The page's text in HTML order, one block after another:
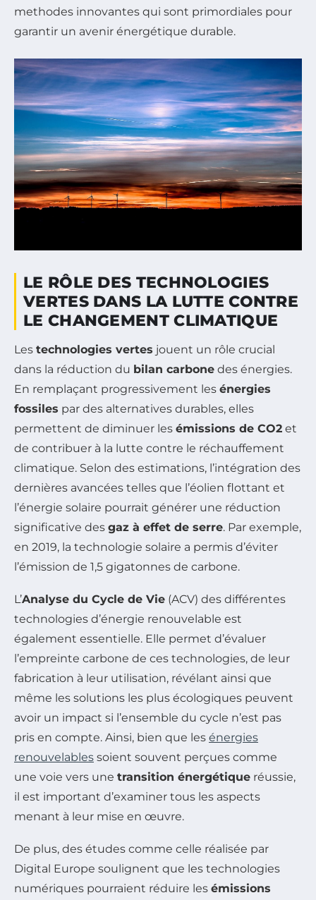
methodes innovantes qui sont primordiales pour
garantir un avenir énergétique durable.
LE RÔLE DES TECHNOLOGIES
VERTES DANS LA LUTTE CONTRE
LE CHANGEMENT CLIMATIQUE
Les technologies vertes jouent un rôle crucial
dans la réduction du bilan carbone des énergies.
En remplaçant progressivement les énergies
fossiles par des alternatives durables, elles
permettent de diminuer les émissions de CO2 et
de contribuer à la lutte contre le réchauffement
climatique. Selon des estimations, l’intégration des
dernières avancées telles que l’éolien flottant et
l’énergie solaire pourrait générer une réduction
significative des gaz à effet de serre. Par exemple,
en 2019, la technologie solaire a permis d’éviter
l’émission de 1,5 gigatonnes de carbone.
L’Analyse du Cycle de Vie (ACV) des différentes
technologies d’énergie renouvelable est
également essentielle. Elle permet d’évaluer
l’empreinte carbone de ces technologies, de leur
fabrication à leur utilisation, révélant ainsi que
même les solutions les plus écologiques peuvent
avoir un impact si l’ensemble du cycle n’est pas
pris en compte. Ainsi, bien que les énergies
renouvelables soient souvent perçues comme
une voie vers une transition énergétique réussie,
il est important d’examiner tous les aspects
menant à leur mise en œuvre.
De plus, des études comme celle réalisée par
Digital Europe soulignent que les technologies
numériques pourraient réduire les émissions